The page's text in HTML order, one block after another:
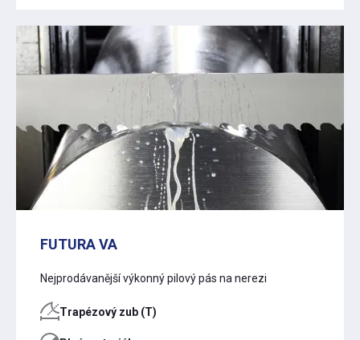
FUTURA VA
Nejprodávanější výkonný pilový pás na nerezi
Trapézový zub (T)